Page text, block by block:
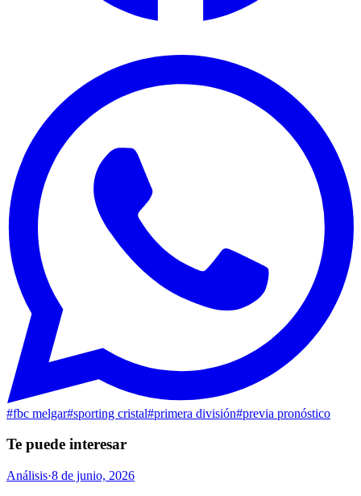
#fbc melgar#sporting cristal#primera división#previa pronóstico
Te puede interesar
Análisis·8 de junio, 2026